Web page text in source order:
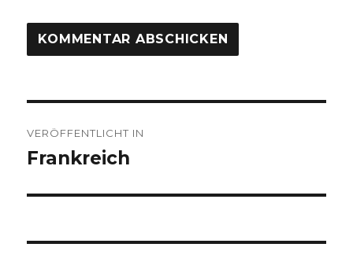
VERÖFFENTLICHT IN
Frankreich